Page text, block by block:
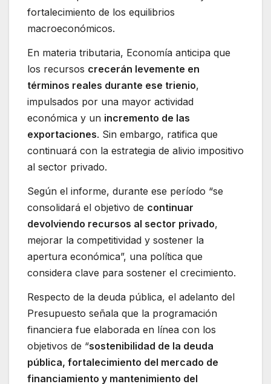
fortalecimiento de los equilibrios
macroeconómicos.
En materia tributaria, Economía anticipa que
los recursos crecerán levemente en
términos reales durante ese trienio,
impulsados por una mayor actividad
económica y un incremento de las
exportaciones. Sin embargo, ratifica que
continuará con la estrategia de alivio impositivo
al sector privado.
Según el informe, durante ese período “se
consolidará el objetivo de continuar
devolviendo recursos al sector privado,
mejorar la competitividad y sostener la
apertura económica”, una política que
considera clave para sostener el crecimiento.
Respecto de la deuda pública, el adelanto del
Presupuesto señala que la programación
financiera fue elaborada en línea con los
objetivos de “sostenibilidad de la deuda
pública, fortalecimiento del mercado de
financiamiento y mantenimiento del